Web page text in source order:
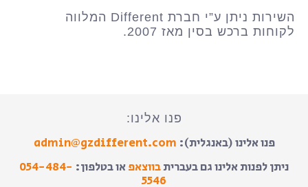
השירות ניתן ע”י חברת Different המלווה
לקוחות ברכש בסין מאז 2007.
פנו אלינו:
פנו אלינו (באנגלית): admin@gzdifferent.com
ניתן לפנות אלינו גם בעבריתבווצאפאו בטלפון: 054-484-
5546